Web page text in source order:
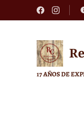
17 AÑOS DE